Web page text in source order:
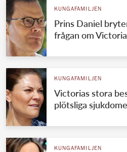
KUNGAFAMILJEN
Prins Daniel
frågan om Victoria
KUNGAFAMILJEN
Victorias stora
plötsliga
KUNGAFAMILJEN